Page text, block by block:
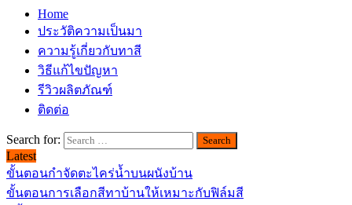
Home
ประวัติความเป็นมา
ความรู้เกี่ยวกับทาสี
วิธีแก้ไขปัญหา
รีวิวผลิตภัณฑ์
ติดต่อ
Search for:
Latest
ขั้นตอนกำจัดตะไคร่น้ำบนผนังบ้าน
ขั้นตอนการเลือกสีทาบ้านให้เหมาะกับฟิล์มสี